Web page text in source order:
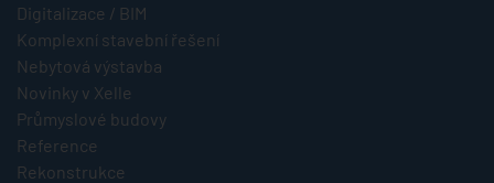
Digitalizace / BIM
Komplexní stavební řešení
Nebytová výstavba
Novinky v Xelle
Průmyslové budovy
Reference
Rekonstrukce